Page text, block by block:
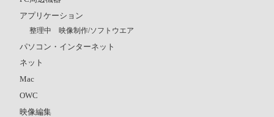
アプリケーション
整理中 映像制作/ソフトウエア
パソコン・インターネット
ネット
Mac
OWC
映像編集